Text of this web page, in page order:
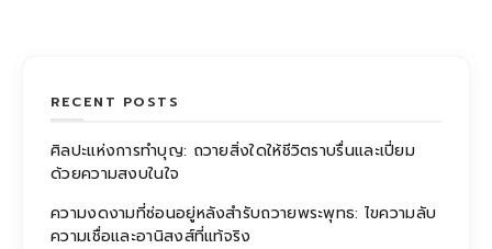
RECENT POSTS
ศิลปะแห่งการทำบุญ: ถวายสิ่งใดให้ชีวิตราบรื่นและเปี่ยม
ด้วยความสงบในใจ
ความงดงามที่ซ่อนอยู่หลังสำรับถวายพระพุทธ: ไขความลับ
ความเชื่อและอานิสงส์ที่แท้จริง